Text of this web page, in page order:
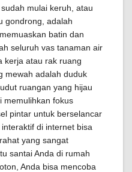
mulai keruh, atau
gondrong, adalah
batin dan
seluruh vas tanaman air
kerja atau rak ruang
mewah adalah duduk
ruangan yang hijau
memulihkan fokus
pintar untuk berselancar
di internet bisa
yang sangat
santai Anda di rumah
Anda bisa mencoba